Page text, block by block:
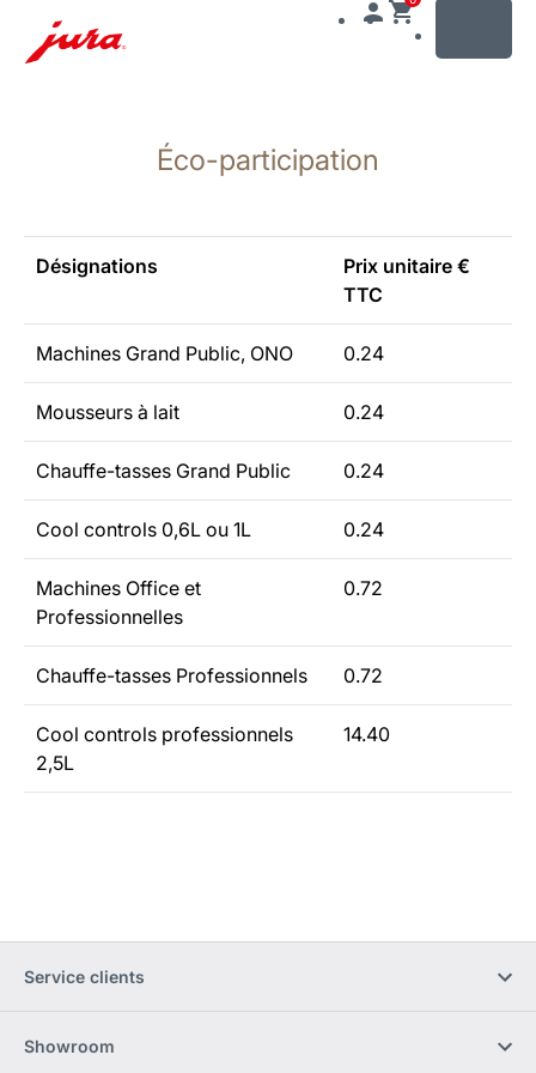
recherche
Éco-participation
Désignations
Prix unitaire €
TTC
Machines Grand Public, ONO 0.24
Mousseurs à lait 0.24
Chauffe-tasses Grand Public 0.24
Cool controls 0,6L ou 1L 0.24
Machines Office et
Professionnelles
0.72
Chauffe-tasses Professionnels 0.72
Cool controls professionnels
2,5L
14.40
Service clients
Showroom